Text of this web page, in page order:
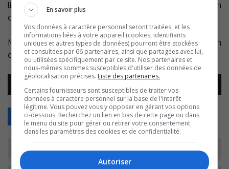
livre pour nous aider à alléger nos poubelles et un roman
qui se déroule dans une librairie.
Mélissa Jacques est auteure jeunesse et technicienne en
documentation aux bibliothèques de Sorel-Tracy.
Lecteur
audio
Retour
En savoir plus
Vos données à caractère personnel seront traitées, et les
informations liées à votre appareil (cookies, identifiants
uniques et autres types de données) pourront être stockées
et consultées par 66 partenaires, ainsi que partagées avec lui,
ou utilisées spécifiquement par ce site. Nos partenaires et
nous-mêmes sommes susceptibles d'utiliser des données de
géolocalisation précises. Liste des partenaires.
Certains fournisseurs sont susceptibles de traiter vos
données à caractère personnel sur la base de l'intérêt
légitime. Vous pouvez vous y opposer en gérant vos options
ci-dessous. Recherchez un lien en bas de cette page ou dans
le menu du site pour gérer ou retirer votre consentement
dans les paramètres des cookies et de confidentialité.
Autoriser